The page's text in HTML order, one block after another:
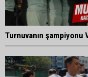
Turnuvanın